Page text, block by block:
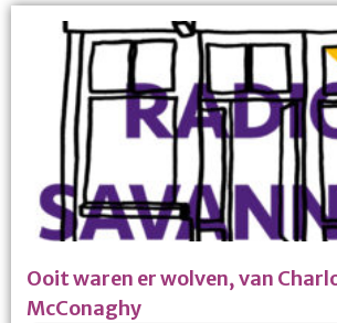
Podcast
Agenda
Summer
Zakelijk
Algemeen
Verkoop op
Voor
Advies en
Ooit waren er wolven, van
McConaghy